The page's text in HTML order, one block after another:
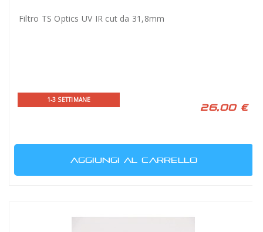
Filtro TS Optics UV IR cut da 31,8mm
1-3 SETTIMANE
26,00 €
AGGIUNGI AL CARRELLO